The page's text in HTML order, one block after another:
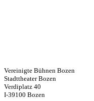
Vereinigte Bühnen Bozen
Stadttheater Bozen
Verdiplatz 40
I-39100 Bozen